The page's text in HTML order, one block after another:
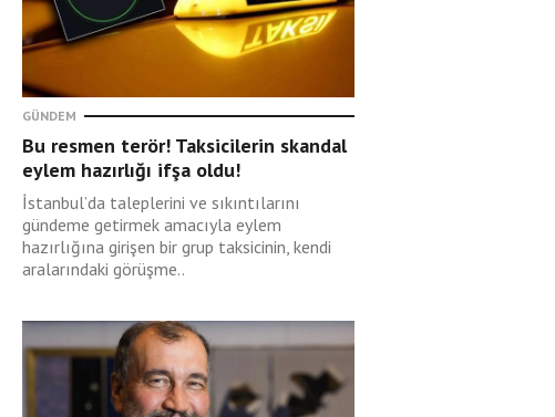
GÜNDEM
Bu resmen terör! Taksicilerin skandal
eylem hazırlığı ifşa oldu!
İstanbul’da taleplerini ve sıkıntılarını
gündeme getirmek amacıyla eylem
hazırlığına girişen bir grup taksicinin, kendi
aralarındaki görüşme..